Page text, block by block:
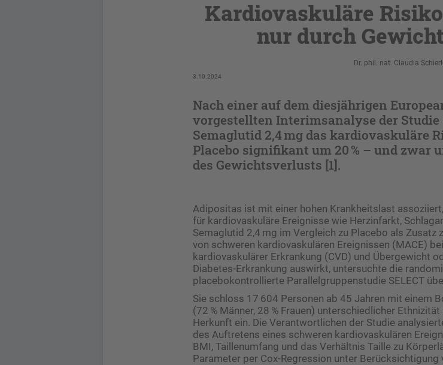
Kardiovaskuläre
nur durch
Dr. phil. nat. Claudia
3.10.2024
Nach einer auf dem diesjährigen
vorgestellten Interimsanalyse der Studie
Semaglutid 2,4 mg das kardiovaskuläre
Placebo signifikant um 20 % – und zwar
des Gewichtsverlusts [1].
Adipositas ist mit einer hohen Krankheitslast
für kardiovaskuläre Ereignisse wie Herzinfarkt,
Semaglutid 2,4 mg im Vergleich zu Placebo als Zusatz
von schweren kardiovaskulären Ereignissen (MACE)
kardiovaskulärer Erkrankung (CVD) und Übergewicht
Diabetes-Erkrankung auswirkt, untersuchte die
placebokontrollierte Parallelgruppenstudie SELECT
Sie schloss 17 604 Personen ab 45 Jahren mit einem
(72 % Männer, 28 % Frauen) unterschiedlicher
Herkunft ein. Die Verantwortlichen der Studie
des Auftretens eines schweren kardiovaskulären
BMI, Taillenumfang und das Verhältnis Taille zu
Parameter per Cox-Regression unter Berücksichtigung